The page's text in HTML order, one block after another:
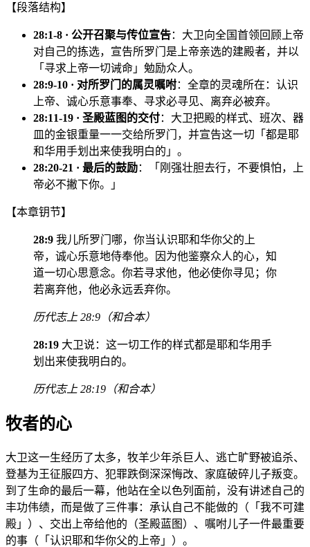
【段落结构】
28:1-8 · 公开召聚与传位宣告：大卫向全国首领回顾上帝
对自己的拣选，宣告所罗门是上帝亲选的建殿者，并以
「寻求上帝一切诫命」勉励众人。
28:9-10 · 对所罗门的属灵嘱咐：全章的灵魂所在：认识
上帝、诚心乐意事奉、寻求必寻见、离弃必被弃。
28:11-19 · 圣殿蓝图的交付：大卫把殿的样式、班次、器
皿的金银重量一一交给所罗门，并宣告这一切「都是耶
和华用手划出来使我明白的」。
28:20-21 · 最后的鼓励：「刚强壮胆去行，不要惧怕，上
帝必不撇下你。」
【本章钥节】
28:9 我儿所罗门哪，你当认识耶和华你父的上
帝，诚心乐意地侍奉他。因为他鉴察众人的心，知
道一切心思意念。你若寻求他，他必使你寻见；你
若离弃他，他必永远丢弃你。
历代志上 28:9（和合本）
28:19 大卫说：这一切工作的样式都是耶和华用手
划出来使我明白的。
历代志上 28:19（和合本）
牧者的心
大卫这一生经历了太多，牧羊少年杀巨人、逃亡旷野被追杀、
登基为王征服四方、犯罪跌倒深深悔改、家庭破碎儿子叛变。
到了生命的最后一幕，他站在全以色列面前，没有讲述自己的
丰功伟绩，而是做了三件事：承认自己不能做的（「我不可建
殿」）、交出上帝给他的（圣殿蓝图）、嘱咐儿子一件最重要
的事（「认识耶和华你父的上帝」）。